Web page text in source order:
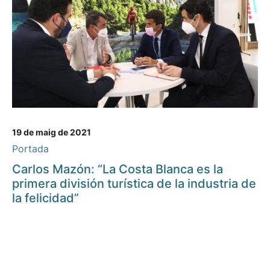
19 de maig de 2021
Portada
Carlos Mazón: “La Costa Blanca es la
primera división turística de la industria de
la felicidad”